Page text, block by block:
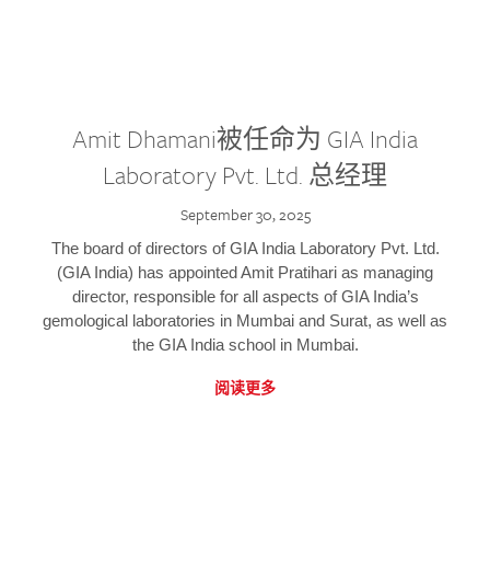
Amit Dhamani被任命为 GIA India
Laboratory Pvt. Ltd. 总经理
September 30, 2025
The board of directors of GIA India Laboratory Pvt. Ltd.
(GIA India) has appointed Amit Pratihari as managing
director, responsible for all aspects of GIA India’s
gemological laboratories in Mumbai and Surat, as well as
the GIA India school in Mumbai.
阅读更多